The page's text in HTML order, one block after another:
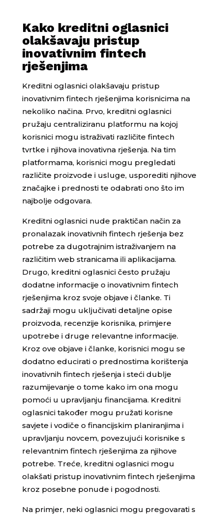
Kako kreditni oglasnici
olakšavaju pristup
inovativnim fintech
rješenjima
Kreditni oglasnici olakšavaju pristup
inovativnim fintech rješenjima korisnicima na
nekoliko načina. Prvo, kreditni oglasnici
pružaju centraliziranu platformu na kojoj
korisnici mogu istraživati različite fintech
tvrtke i njihova inovativna rješenja. Na tim
platformama, korisnici mogu pregledati
različite proizvode i usluge, usporediti njihove
značajke i prednosti te odabrati ono što im
najbolje odgovara.
Kreditni oglasnici nude praktičan način za
pronalazak inovativnih fintech rješenja bez
potrebe za dugotrajnim istraživanjem na
različitim web stranicama ili aplikacijama.
Drugo, kreditni oglasnici često pružaju
dodatne informacije o inovativnim fintech
rješenjima kroz svoje objave i članke. Ti
sadržaji mogu uključivati detaljne opise
proizvoda, recenzije korisnika, primjere
upotrebe i druge relevantne informacije.
Kroz ove objave i članke, korisnici mogu se
dodatno educirati o prednostima korištenja
inovativnih fintech rješenja i steći dublje
razumijevanje o tome kako im ona mogu
pomoći u upravljanju financijama. Kreditni
oglasnici također mogu pružati korisne
savjete i vodiče o financijskim planiranjima i
upravljanju novcem, povezujući korisnike s
relevantnim fintech rješenjima za njihove
potrebe. Treće, kreditni oglasnici mogu
olakšati pristup inovativnim fintech rješenjima
kroz posebne ponude i pogodnosti.
Na primjer, neki oglasnici mogu pregovarati s